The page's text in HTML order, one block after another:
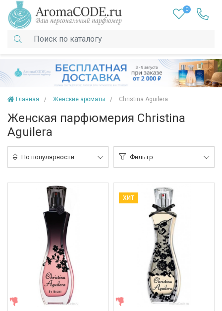
0
Главная Женские ароматы Christina Aguilera
Женская парфюмерия Christina
Aguilera
По популярности Фильтр
ЖЕНСКИЕ
ХИТ
ЖЕНСКИЕ